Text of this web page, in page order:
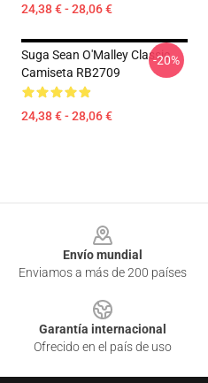
24,38 € - 28,06 €
Suga Sean O'Malley Classic
Camiseta RB2709
24,38 € - 28,06 €
-20%
Envío mundial
Enviamos a más de 200 países
Garantía internacional
Ofrecido en el país de uso